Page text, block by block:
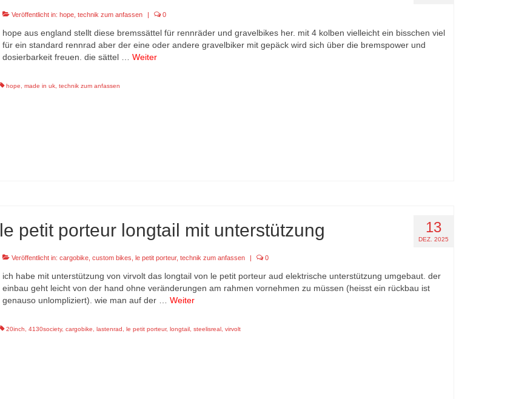
Veröffentlicht in:hope ,technik zum anfassen | 0
hope aus england stellt diese bremssättel für rennräder und gravelbikes her. mit 4 kolben vielleicht ein bisschen viel
für ein standard rennrad aber der eine oder andere gravelbiker mit gepäck wird sich über die bremspower und
dosierbarkeit freuen. die sättel …Weiter
hope ,made in uk ,technik zum anfassen
13
DEZ. 2025
le petit porteur longtail mit unterstützung
Veröffentlicht in:cargobike ,custom bikes ,le petit porteur,technik zum anfassen | 0
ich habe mit unterstützung von virvolt das longtail von le petit porteur aud elektrische unterstützung umgebaut. der
einbau geht leicht von der hand ohne veränderungen am rahmen vornehmen zu müssen (heisst ein rückbau ist
genauso unlompliziert). wie man auf der …Weiter
20inch ,4130society,cargobike ,lastenrad ,le petit porteur,longtail ,steelisreal ,virvolt